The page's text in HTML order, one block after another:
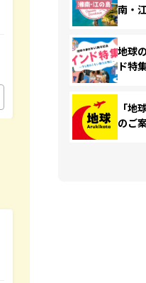
南・
地球
ド特
「地
のご